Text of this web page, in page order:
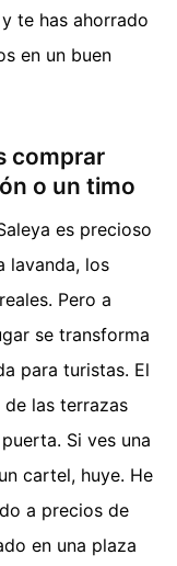
te has ahorrado
en un buen
comprar
o un timo
es precioso
lavanda, los
Pero a
se transforma
para turistas. El
las terrazas
Si ves una
cartel, huye. He
a precios de
en una plaza